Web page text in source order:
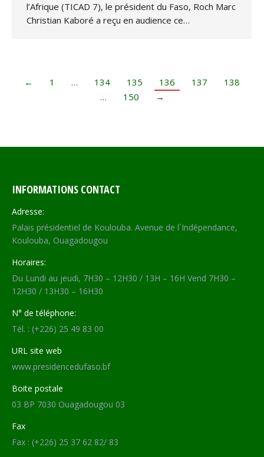
l’Afrique (TICAD 7), le président du Faso, Roch Marc
Christian Kaboré a reçu en audience ce…
← 1 … 134 135 136 137
138
…
150 →
INFORMATIONS CONTACT
Adresse:
Palais présidentiel de Koulouba. Avenue de l´Indépendance,
Koulouba, Ouagadougou
Horaires:
Du Lundi au jeudi, 7H30 – 12H30 / 13H – 16H Vend 7H30 –
12H30 / 13H30 – 16H30
N° de téléphone:
Tél. : (+226) 25 49 83 00
URL site web
www.presidencedufaso.bf
Boite postale
03 BP 7030 Ouagadougou 03
Fax
Fax : (+226) 25 37 62 82/ 83